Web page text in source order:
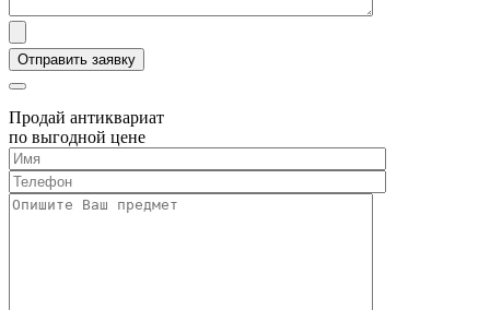
Продай антиквариат
по выгодной цене